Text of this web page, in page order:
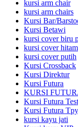
kursi arm chair
kursi arm chairs
Kursi Bar/
Kursi Betawi
kursi cover biru
kursi cover hitam
kursi cover putih
Kursi Crossback
Kursi Direktur
Kursi Futura
KURSI
Kursi Futura Test
Kursi Futura
kursi kayu jati